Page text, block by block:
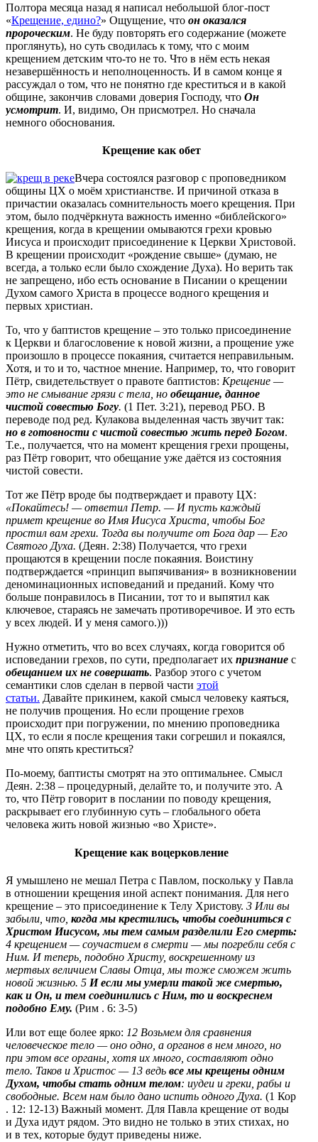
Полтора месяца назад я написал небольшой блог-пост
«Крещение, едино?» Ощущение, что он оказался
пророческим. Не буду повторять его содержание (можете
проглянуть), но суть сводилась к тому, что с моим
крещением детским что-то не то. Что в нём есть некая
незавершённость и неполноценность. И в самом конце я
рассуждал о том, что не понятно где креститься и в какой
общине, закончив словами доверия Господу, что Он
усмотрит. И, видимо, Он присмотрел. Но сначала
немного обоснования.
Крещение как обет
Вчера состоялся разговор с проповедником
общины ЦХ о моём христианстве. И причиной отказа в
причастии оказалась сомнительность моего крещения. При
этом, было подчёркнута важность именно «библейского»
крещения, когда в крещении омываются грехи кровью
Иисуса и происходит присоединение к Церкви Христовой.
В крещении происходит «рождение свыше» (думаю, не
всегда, а только если было схождение Духа). Но верить так
не запрещено, ибо есть основание в Писании о крещении
Духом самого Христа в процессе водного крещения и
первых христиан.
То, что у баптистов крещение – это только присоединение
к Церкви и благословение к новой жизни, а прощение уже
произошло в процессе покаяния, считается неправильным.
Хотя, и то и то, частное мнение. Например, то, что говорит
Пётр, свидетельствует о правоте баптистов: Крещение —
это не смывание грязи с тела, но обещание, данное
чистой совестью Богу. (1 Пет. 3:21), перевод РБО. В
переводе под ред. Кулакова выделенная часть звучит так:
но в готовности с чистой совестью жить перед Богом.
Т.е., получается, что на момент крещения грехи прощены,
раз Пётр говорит, что обещание уже даётся из состояния
чистой совести.
Тот же Пётр вроде бы подтверждает и правоту ЦХ:
«Покайтесь! — ответил Петр. — И пусть каждый
примет крещение во Имя Иисуса Христа, чтобы Бог
простил вам грехи. Тогда вы получите от Бога дар — Его
Святого Духа. (Деян. 2:38) Получается, что грехи
прощаются в крещении после покаяния. Воистину
подтверждается «принцип выпячивания» в возникновении
деноминационных исповеданий и преданий. Кому что
больше понравилось в Писании, тот то и выпятил как
ключевое, стараясь не замечать противоречивое. И это есть
у всех людей. И у меня самого.)))
Нужно отметить, что во всех случаях, когда говорится об
исповедании грехов, по сути, предполагает их признание с
обещанием их не совершать. Разбор этого с учетом
семантики слов сделан в первой части этой
статьи. Давайте прикинем, какой смысл человеку каяться,
не получив прощения. Но если прощение грехов
происходит при погружении, по мнению проповедника
ЦХ, то если я после крещения таки согрешил и покаялся,
мне что опять креститься?
По-моему, баптисты смотрят на это оптимальнее. Смысл
Деян. 2:38 – процедурный, делайте то, и получите это. А
то, что Пётр говорит в послании по поводу крещения,
раскрывает его глубинную суть – глобального обета
человека жить новой жизнью «во Христе».
Крещение как воцерковление
Я умышлено не мешал Петра с Павлом, поскольку у Павла
в отношении крещения иной аспект понимания. Для него
крещение – это присоединение к Телу Христову. 3 Или вы
забыли, что, когда мы крестились, чтобы соединиться с
Христом Иисусом, мы тем самым разделили Его смерть:
4 крещением — соучастием в смерти — мы погребли себя с
Ним. И теперь, подобно Христу, воскрешенному из
мертвых величием Славы Отца, мы тоже сможем жить
новой жизнью. 5 И если мы умерли такой же смертью,
как и Он, и тем соединились с Ним, то и воскреснем
подобно Ему. (Рим . 6: 3-5)
Или вот еще более ярко: 12 Возьмем для сравнения
человеческое тело — оно одно, а органов в нем много, но
при этом все органы, хотя их много, составляют одно
тело. Таков и Христос — 13 ведь все мы крещены одним
Духом, чтобы стать одним телом: иудеи и греки, рабы и
свободные. Всем нам было дано испить одного Духа. (1 Кор
. 12: 12-13) Важный момент. Для Павла крещение от воды
и Духа идут рядом. Это видно не только в этих стихах, но
и в тех, которые будут приведены ниже.